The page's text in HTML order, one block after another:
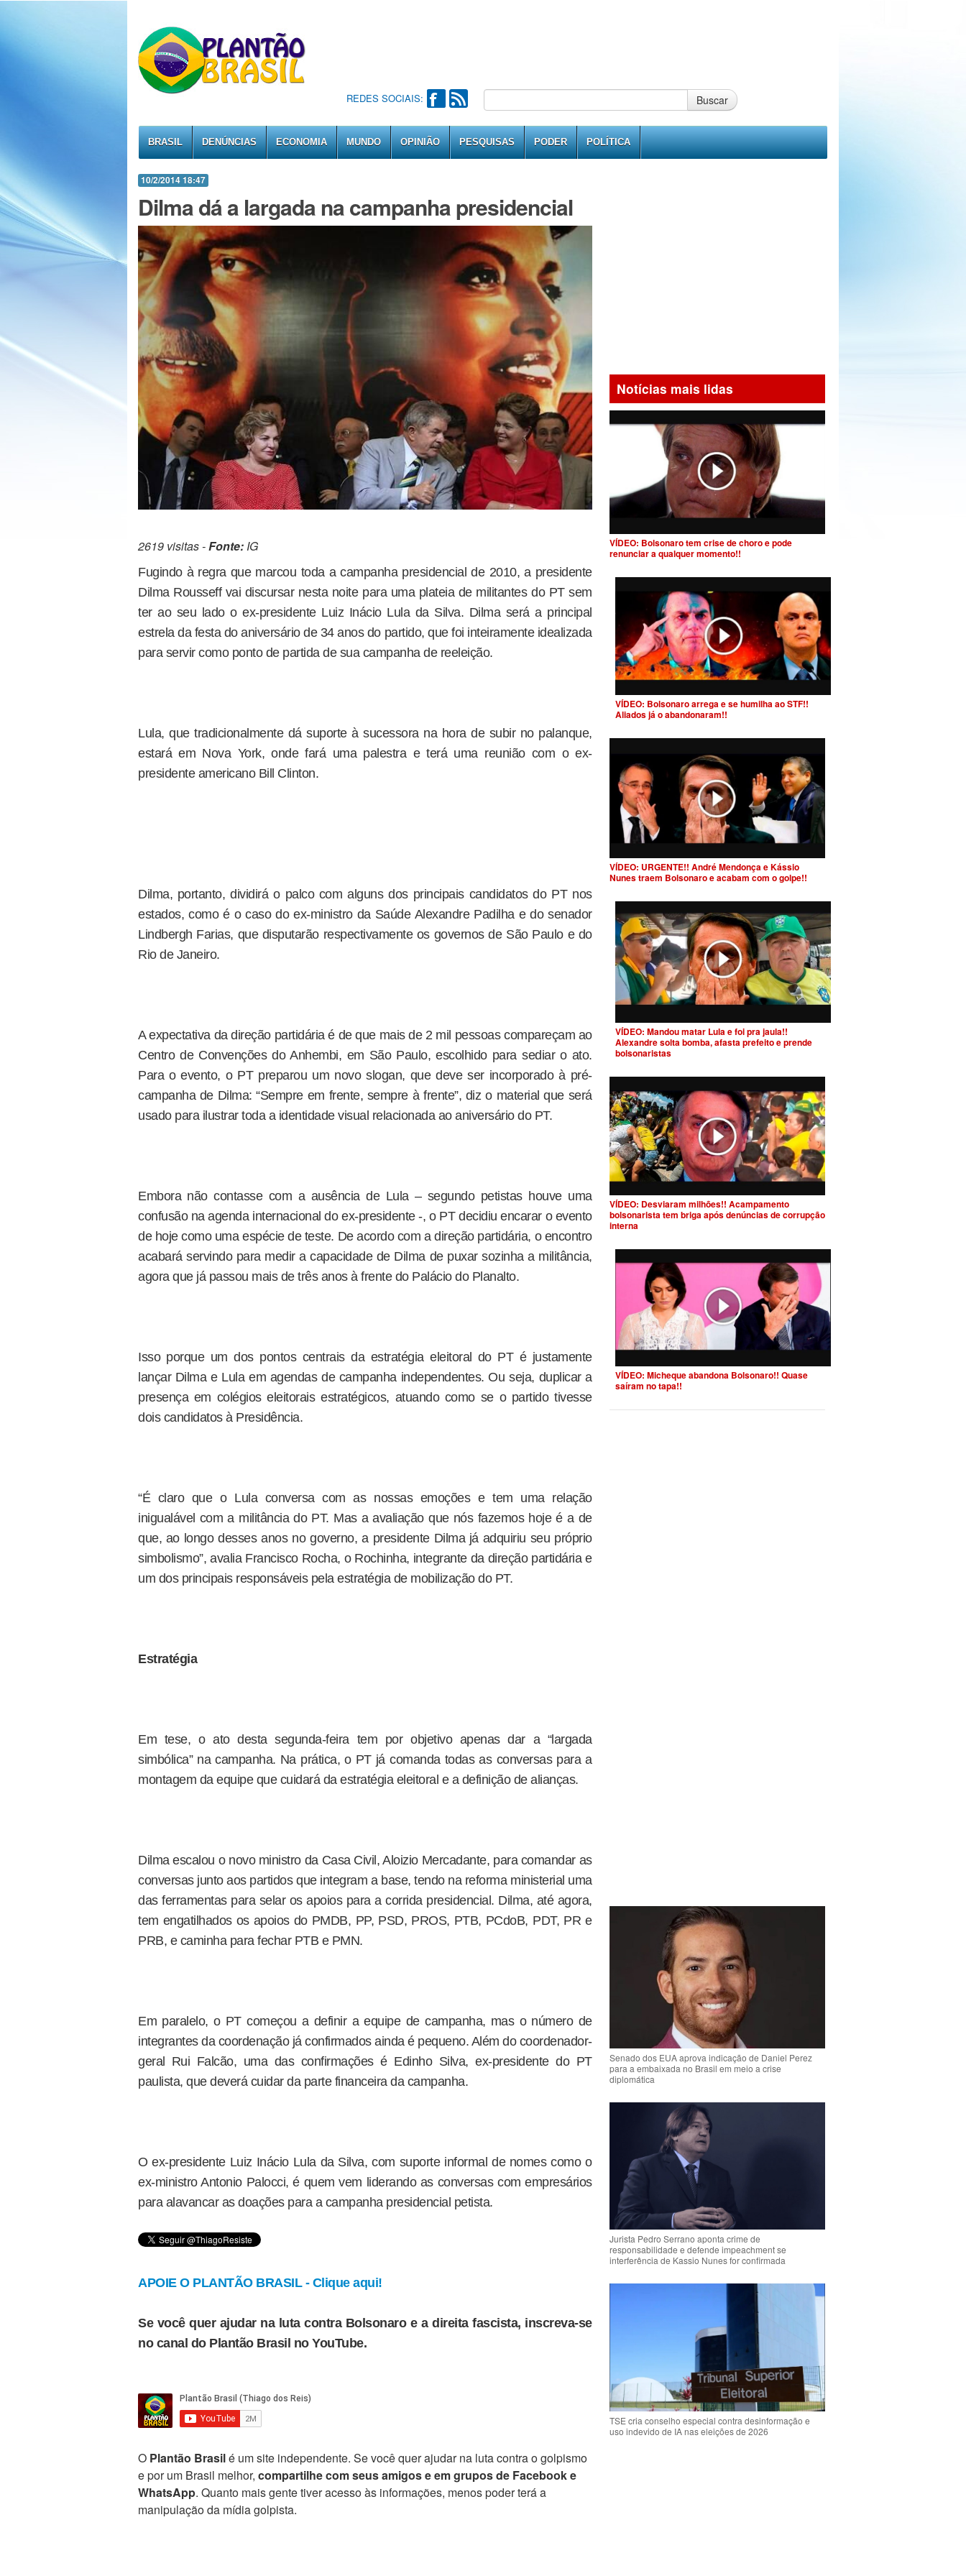
REDES SOCIAIS: Buscar
BRASIL DENÚNCIAS ECONOMIA MUNDO OPINIÃO PESQUISAS PODER POLÍTICA
10/2/2014 18:47
Dilma dá a largada na campanha presidencial
2619 visitas -Fonte: IG
Fugindo à regra que marcou toda a campanha presidencial de 2010, a presidente
Dilma Rousseff vai discursar nesta noite para uma plateia de militantes do PT sem
ter ao seu lado o ex-presidente Luiz Inácio Lula da Silva. Dilma será a principal
estrela da festa do aniversário de 34 anos do partido, que foi inteiramente idealizada
para servir como ponto de partida de sua campanha de reeleição.
Lula, que tradicionalmente dá suporte à sucessora na hora de subir no palanque,
estará em Nova York, onde fará uma palestra e terá uma reunião com o ex-
presidente americano Bill Clinton.
Dilma, portanto, dividirá o palco com alguns dos principais candidatos do PT nos
estados, como é o caso do ex-ministro da Saúde Alexandre Padilha e do senador
Lindbergh Farias, que disputarão respectivamente os governos de São Paulo e do
Rio de Janeiro.
A expectativa da direção partidária é de que mais de 2 mil pessoas compareçam ao
Centro de Convenções do Anhembi, em São Paulo, escolhido para sediar o ato.
Para o evento, o PT preparou um novo slogan, que deve ser incorporado à pré-
campanha de Dilma: “Sempre em frente, sempre à frente”, diz o material que será
usado para ilustrar toda a identidade visual relacionada ao aniversário do PT.
Embora não contasse com a ausência de Lula – segundo petistas houve uma
confusão na agenda internacional do ex-presidente -, o PT decidiu encarar o evento
de hoje como uma espécie de teste. De acordo com a direção partidária, o encontro
acabará servindo para medir a capacidade de Dilma de puxar sozinha a militância,
agora que já passou mais de três anos à frente do Palácio do Planalto.
Isso porque um dos pontos centrais da estratégia eleitoral do PT é justamente
lançar Dilma e Lula em agendas de campanha independentes. Ou seja, duplicar a
presença em colégios eleitorais estratégicos, atuando como se o partido tivesse
dois candidatos à Presidência.
“É claro que o Lula conversa com as nossas emoções e tem uma relação
inigualável com a militância do PT. Mas a avaliação que nós fazemos hoje é a de
que, ao longo desses anos no governo, a presidente Dilma já adquiriu seu próprio
simbolismo”, avalia Francisco Rocha, o Rochinha, integrante da direção partidária e
um dos principais responsáveis pela estratégia de mobilização do PT.
Estratégia
Em tese, o ato desta segunda-feira tem por objetivo apenas dar a “largada
simbólica” na campanha. Na prática, o PT já comanda todas as conversas para a
montagem da equipe que cuidará da estratégia eleitoral e a definição de alianças.
Dilma escalou o novo ministro da Casa Civil, Aloizio Mercadante, para comandar as
conversas junto aos partidos que integram a base, tendo na reforma ministerial uma
das ferramentas para selar os apoios para a corrida presidencial. Dilma, até agora,
tem engatilhados os apoios do PMDB, PP, PSD, PROS, PTB, PCdoB, PDT, PR e
PRB, e caminha para fechar PTB e PMN.
Em paralelo, o PT começou a definir a equipe de campanha, mas o número de
integrantes da coordenação já confirmados ainda é pequeno. Além do coordenador-
geral Rui Falcão, uma das confirmações é Edinho Silva, ex-presidente do PT
paulista, que deverá cuidar da parte financeira da campanha.
O ex-presidente Luiz Inácio Lula da Silva, com suporte informal de nomes como o
ex-ministro Antonio Palocci, é quem vem liderando as conversas com empresários
para alavancar as doações para a campanha presidencial petista.
APOIE O PLANTÃO BRASIL - Clique aqui!
Se você quer ajudar na luta contra Bolsonaro e a direita fascista, inscreva-se
no canal do Plantão Brasil no YouTube.
O Plantão Brasilé um site independente. Se você quer ajudar na luta contra o golpismo
e por um Brasil melhor, compartilhe com seus amigos e em grupos de Facebook e
WhatsApp. Quanto mais gente tiver acesso às informações, menos poder terá a
manipulação da mídia golpista.
Notícias mais lidas
VÍDEO: Bolsonaro tem crise de choro e pode
renunciar a qualquer momento!!
VÍDEO: Bolsonaro arrega e se humilha ao STF!!
Aliados já o abandonaram!!
VÍDEO: URGENTE!! André Mendonça e Kássio
Nunes traem Bolsonaro e acabam com o golpe!!
VÍDEO: Mandou matar Lula e foi pra jaula!!
Alexandre solta bomba, afasta prefeito e prende
bolsonaristas
VÍDEO: Desviaram milhões!! Acampamento
bolsonarista tem briga após denúncias de corrupção
interna
VÍDEO: Micheque abandona Bolsonaro!! Quase
saíram no tapa!!
Senado dos EUA aprova indicação de Daniel Perez
para a embaixada no Brasil em meio a crise
diplomática
Jurista Pedro Serrano aponta crime de
responsabilidade e defende impeachment se
interferência de Kassio Nunes for confirmada
TSE cria conselho especial contra desinformação e
uso indevido de IA nas eleições de 2026